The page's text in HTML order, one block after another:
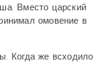
Вместо царский
омовение в
Когда же всходило